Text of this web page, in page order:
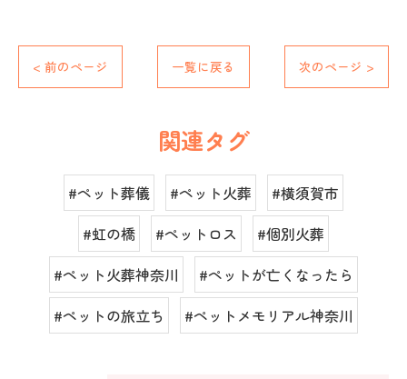
< 前のページ 一覧に戻る 次のページ >
関連タグ
#ペット葬儀 #ペット火葬
#横須賀市
#虹の橋
#ペットロス
#個別火葬
#ペット火葬神奈川
#ペットが亡くなったら
#ペットの旅立ち
#ペットメモリアル神奈川